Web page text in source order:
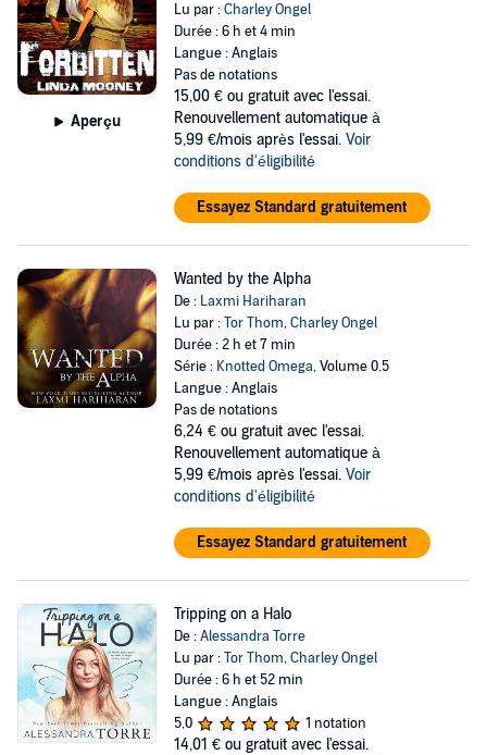
Aperçu
Lu par :Charley Ongel
Durée : 6 h et 4 min
Langue : Anglais
Pas de notations
15,00 € ou gratuit avec l'essai.
Renouvellement automatique à
5,99 €/mois après l'essai. Voir
conditions d'éligibilité
Essayez Standard gratuitement
Wanted by the Alpha
De : Laxmi Hariharan
Lu par :Tor Thom,Charley Ongel
Durée : 2 h et 7 min
Série : Knotted Omega, Volume 0.5
Langue : Anglais
Pas de notations
6,24 € ou gratuit avec l'essai.
Renouvellement automatique à
5,99 €/mois après l'essai. Voir
conditions d'éligibilité
Essayez Standard gratuitement
Tripping on a Halo
De :Alessandra Torre
Lu par :Tor Thom,Charley Ongel
Durée : 6 h et 52 min
Langue : Anglais
5,0
1 notation
14,01 € ou gratuit avec l'essai.